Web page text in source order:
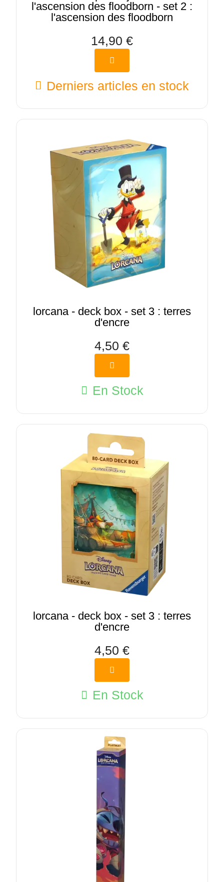
l'ascension des floodborn - set 2 :
l'ascension des floodborn
14,90 €
Derniers articles en stock
lorcana - deck box - set 3 : terres
d'encre
4,50 €
En Stock
lorcana - deck box - set 3 : terres
d'encre
4,50 €
En Stock